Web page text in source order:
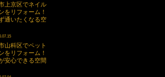
上京区でネイル
をリフォーム！
通いたくなる空
山科区でペット
をリフォーム！
安心できる空間